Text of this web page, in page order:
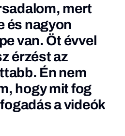
mert
és nagyon
van. Öt évvel
érzést az
Én nem
hogy mit fog
a videók